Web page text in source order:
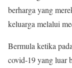
berharga yang
keluarga melalui
Bermula ketika
covid-19 yang luar